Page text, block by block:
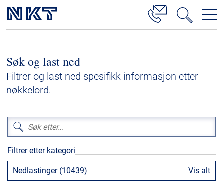
Høyspenningskabelløsninger
Kabelservice
Lavspenning
Høyspenningskabeltilbehør
Mellomspenningskabeltilbehør
Referanser
Søk og last ned
Filtrer og last ned spesifikk informasjon etter
nøkkelord.
Filtrer etter kategori
Nedlastinger (10439) Vis alt